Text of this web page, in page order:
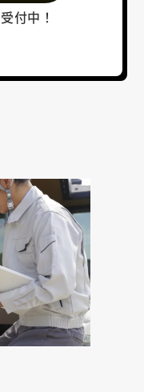
受付中！